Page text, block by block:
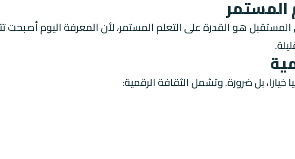
هو القدرة على التعلم المستمر، لأن المعرفة اليوم أصبحت
خيارًا، بل ضرورة. وتشمل الثقافة الرقمية: